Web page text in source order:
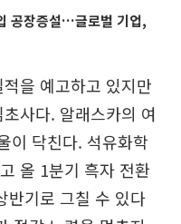
공장증설…글로벌 기업,
을 예고하고 있지만
사다. 알래스카의 여
이 닥친다. 석유화학
올 1분기 흑자 전환
반기로 그칠 수 있다